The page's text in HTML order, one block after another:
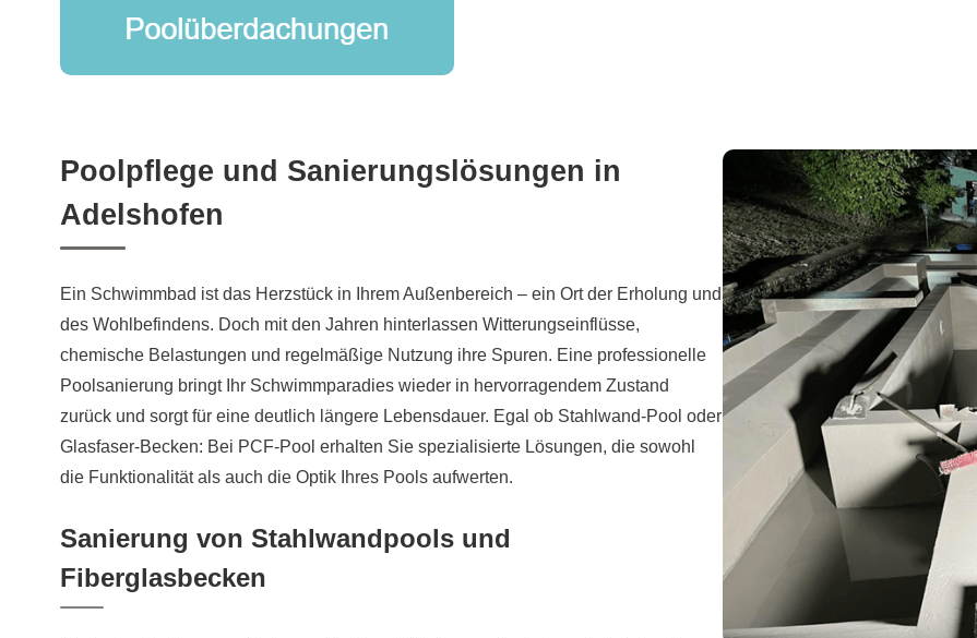
Poolpflege und Sanierungslösungen in
Adelshofen
Ein Schwimmbad ist das Herzstück in Ihrem Außenbereich – ein Ort der Erholung und
des Wohlbefindens. Doch mit den Jahren hinterlassen Witterungseinflüsse,
chemische Belastungen und regelmäßige Nutzung ihre Spuren. Eine professionelle
Poolsanierung bringt Ihr Schwimmparadies wieder in hervorragendem Zustand
zurück und sorgt für eine deutlich längere Lebensdauer. Egal ob Stahlwand-Pool oder
Glasfaser-Becken: Bei PCF-Pool erhalten Sie spezialisierte Lösungen, die sowohl
die Funktionalität als auch die Optik Ihres Pools aufwerten.
Sanierung von Stahlwandpools und
Fiberglasbecken